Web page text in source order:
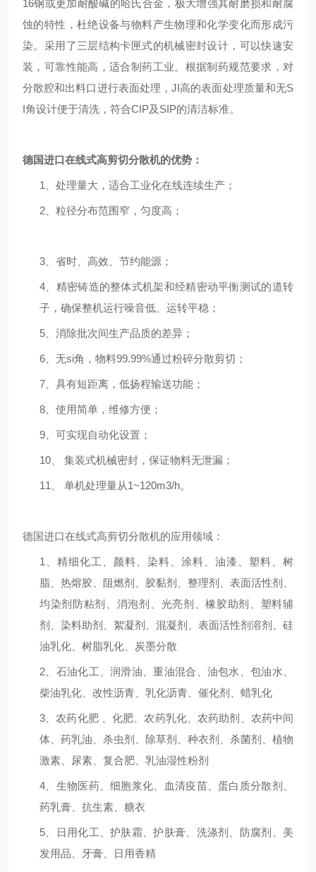
16钢或更加耐酸碱的哈氏合金，极大增强其耐磨损和耐腐
蚀的特性，杜绝设备与物料产生物理和化学变化而形成污
染。采用了三层结构卡匣式的机械密封设计，可以快速安
装，可靠性能高，适合制药工业。根据制药规范要求，对
分散腔和出料口进行表面处理，JI高的表面处理质量和无S
I角设计便于清洗，符合CIP及SIP的清洁标准。
德国进口在线式高剪切分散机的优势：
1、处理量大，适合工业化在线连续生产；
2、粒径分布范围窄，匀度高；
3、省时、高效、节约能源；
4、精密铸造的整体式机架和经精密动平衡测试的道转
子，确保整机运行噪音低、运转平稳；
5、消除批次间生产品质的差异；
6、无si角，物料99.99%通过粉碎分散剪切；
7、具有短距离，低扬程输送功能；
8、使用简单，维修方便；
9、可实现自动化设置；
10、 集装式机械密封，保证物料无泄漏；
11、 单机处理量从1~120m3/h。
德国进口在线式高剪切分散机的应用领域：
1、精细化工、颜料、染料、涂料、油漆、塑料、树
脂、热熔胶、阻燃剂、胶黏剂、整理剂、表面活性剂、
均染剂防粘剂、消泡剂、光亮剂、橡胶助剂、塑料辅
剂、染料助剂、絮凝剂、混凝剂、表面活性剂溶剂、硅
油乳化、树脂乳化、炭墨分散
2、石油化工、润滑油、重油混合、油包水、包油水、
柴油乳化、改性沥青、乳化沥青、催化剂、蜡乳化
3、农药化肥 、化肥、农药乳化、农药助剂、农药中间
体、药乳油、杀虫剂、除草剂、种衣剂、杀菌剂、植物
激素、尿素、复合肥、乳油湿性粉剂
4、生物医药、细胞浆化、血清疫苗、蛋白质分散剂、
药乳膏、抗生素、糖衣
5、日用化工、护肤霜、护肤膏、洗涤剂、防腐剂、美
发用品、牙膏、日用香精